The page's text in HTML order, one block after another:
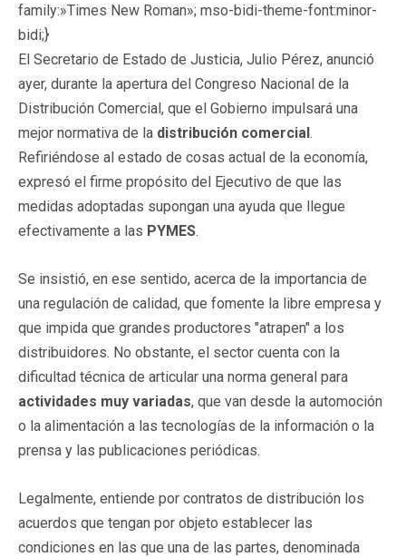
family:»Times New Roman»; mso-bidi-theme-font:minor-
bidi;}
El Secretario de Estado de Justicia, Julio Pérez, anunció
ayer, durante la apertura del Congreso Nacional de la
Distribución Comercial, que el Gobierno impulsará una
mejor normativa de la distribución comercial.
Refiriéndose al estado de cosas actual de la economía,
expresó el firme propósito del Ejecutivo de que las
medidas adoptadas supongan una ayuda que llegue
efectivamente a las PYMES.
Se insistió, en ese sentido, acerca de la importancia de
una regulación de calidad, que fomente la libre empresa y
que impida que grandes productores "atrapen" a los
distribuidores. No obstante, el sector cuenta con la
dificultad técnica de articular una norma general para
actividades muy variadas, que van desde la automoción
o la alimentación a las tecnologías de la información o la
prensa y las publicaciones periódicas.
Legalmente, entiende por contratos de distribución los
acuerdos que tengan por objeto establecer las
condiciones en las que una de las partes, denominada